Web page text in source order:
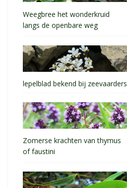
Weegbree het wonderkruid
langs de openbare weg
lepelblad bekend bij zeevaarders
Zomerse krachten van thymus
of faustini